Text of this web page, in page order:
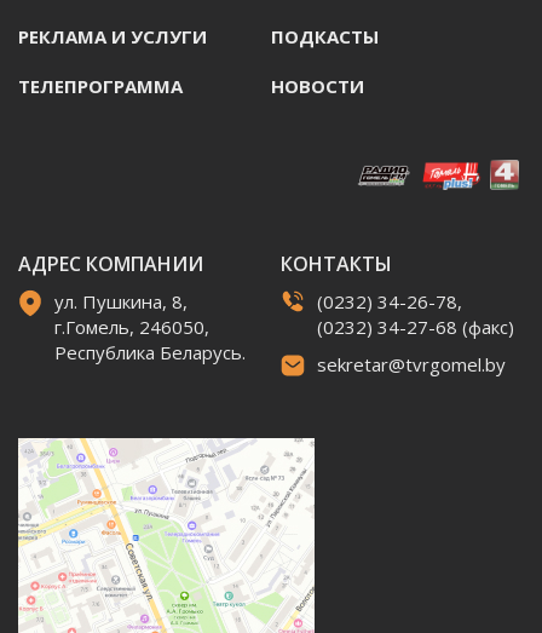
РЕКЛАМА И УСЛУГИ ПОДКАСТЫ
ТЕЛЕПРОГРАММА НОВОСТИ
АДРЕС КОМПАНИИ
ул. Пушкина, 8,
г.Гомель, 246050,
Республика Беларусь.
КОНТАКТЫ
(0232) 34-26-78,
(0232) 34-27-68 (факс)
sekretar@tvrgomel.by